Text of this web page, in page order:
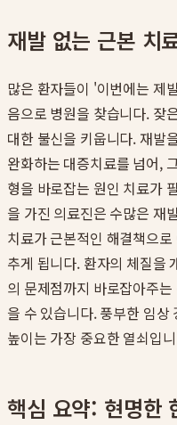
재발 없는 근본 치
많은 환자들이 '이번에는 제
음으로 병원을 찾습니다. 잦
대한 불신을 키웁니다. 재발
완화하는 대증치료를 넘어,
형을 바로잡는 원인 치료가
을 가진 의료진은 수많은 재
치료가 근본적인 해결책으
추게 됩니다. 환자의 체질을
의 문제점까지 바로잡아주
을 수 있습니다. 풍부한 임상
높이는 가장 중요한 열쇠입
핵심 요약: 현명한